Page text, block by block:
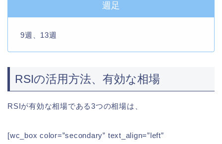
週足
9週、13週
RSIの活用方法、有効な相場
RSIが有効な相場である3つの相場は、
[wc_box color=”secondary” text_align=”left”